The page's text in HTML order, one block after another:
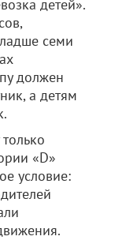
детей».
семи
должен
а детям
«D»
условие: